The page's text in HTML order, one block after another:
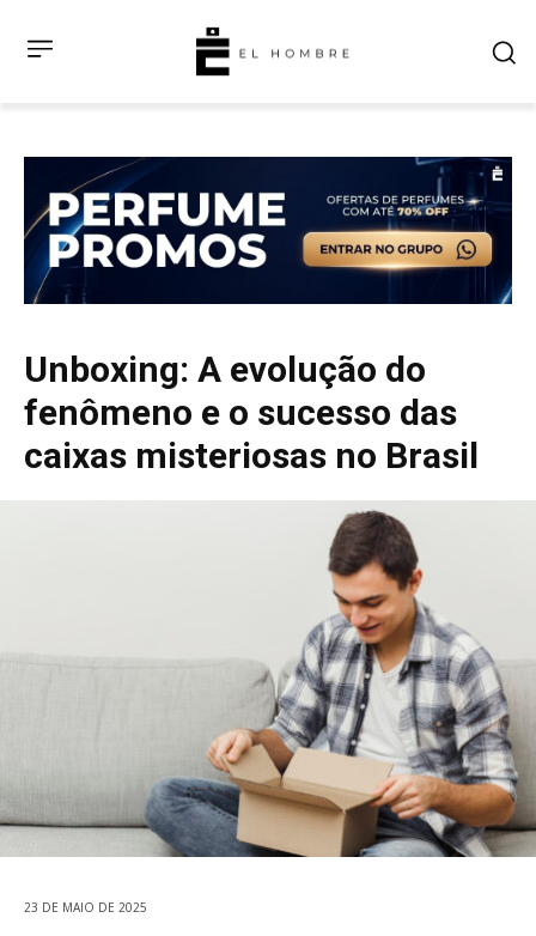
Unboxing: A evolução do
fenômeno e o sucesso das
caixas misteriosas no Brasil
23 DE MAIO DE 2025